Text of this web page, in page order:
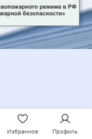
Избранное Профиль